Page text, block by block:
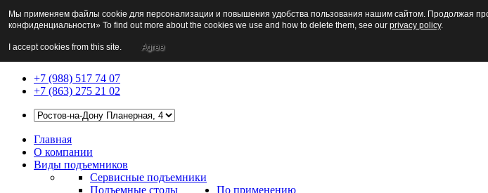
+7 (988) 517 74 07
+7 (863) 275 21 02
Главная
О компании
Виды подъемников
Сервисные подъемники
Подъемные столы
По применению
Мы применяем файлы cookie для персонализации и повышения удобства пользования нашим сайтом. Продолжая
конфиденциальности» To find out more about the cookies we use and how to delete them, see our privacy policy.
I accept cookies from this site. Agree